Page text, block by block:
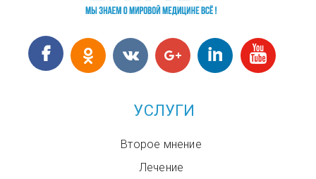
УСЛУГИ
Второе мнение
Лечение